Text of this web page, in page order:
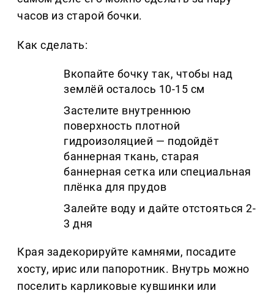
часов из старой бочки.
Как сделать:
Вкопайте бочку так, чтобы над
землёй осталось 10-15 см
Застелите внутреннюю
поверхность плотной
гидроизоляцией — подойдёт
баннерная ткань, старая
баннерная сетка или специальная
плёнка для прудов
Залейте воду и дайте отстояться 2-
3 дня
Края задекорируйте камнями, посадите
хосту, ирис или папоротник. Внутрь можно
поселить карликовые кувшинки или